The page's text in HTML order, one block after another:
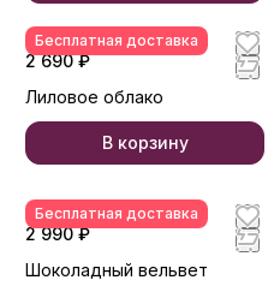
Бесплатная доставка
2 690 ₽
Лиловое облако
В корзину
Бесплатная доставка
2 990 ₽
Шоколадный вельвет